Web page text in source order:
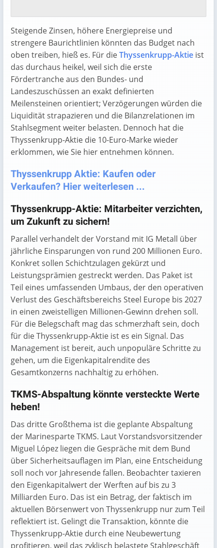
Steigende Zinsen, höhere Energiepreise und
strengere Baurichtlinien könnten das Budget nach
oben treiben, hieß es. Für dieThyssenkrupp-Aktie ist
das durchaus heikel, weil sich die erste
Fördertranche aus den Bundes- und
Landeszuschüssen an exakt definierten
Meilensteinen orientiert; Verzögerungen würden die
Liquidität strapazieren und die Bilanzrelationen im
Stahlsegment weiter belasten. Dennoch hat die
Thyssenkrupp-Aktie die 10-Euro-Marke wieder
erklommen, wie Sie hier entnehmen können.
Thyssenkrupp Aktie: Kaufen oder
Verkaufen? Hier weiterlesen ...
Thyssenkrupp-Aktie: Mitarbeiter verzichten,
um Zukunft zu sichern!
Parallel verhandelt der Vorstand mit IG Metall über
jährliche Einsparungen von rund 200 Millionen Euro.
Konkret sollen Schichtzulagen gekürzt und
Leistungsprämien gestreckt werden. Das Paket ist
Teil eines umfassenden Umbaus, der den operativen
Verlust des Geschäftsbereichs Steel Europe bis 2027
in einen zweistelligen Millionen-Gewinn drehen soll.
Für die Belegschaft mag das schmerzhaft sein, doch
für die Thyssenkrupp-Aktie ist es ein Signal. Das
Management ist bereit, auch unpopuläre Schritte zu
gehen, um die Eigenkapitalrendite des
Gesamtkonzerns nachhaltig zu erhöhen.
TKMS-Abspaltung könnte versteckte Werte
heben!
Das dritte Großthema ist die geplante Abspaltung
der Marinesparte TKMS. Laut Vorstandsvorsitzender
Miguel López liegen die Gespräche mit dem Bund
über Sicherheitsauflagen im Plan, eine Entscheidung
soll noch vor Jahresende fallen. Beobachter taxieren
den Eigenkapitalwert der Werften auf bis zu 3
Milliarden Euro. Das ist ein Betrag, der faktisch im
aktuellen Börsenwert von Thyssenkrupp nur zum Teil
reflektiert ist. Gelingt die Transaktion, könnte die
Thyssenkrupp-Aktie durch eine Neubewertung
profitieren, weil das zyklisch belastete Stahlgeschäft